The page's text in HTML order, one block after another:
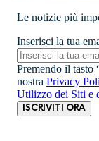
Le notizie più
Inserisci la tua
Premendo il tasto
nostra Privacy
Utilizzo dei Siti e
ISCRIVITI ORA